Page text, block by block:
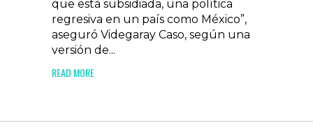
que está subsidiada, una política
regresiva en un país como México”,
aseguró Videgaray Caso, según una
versión de...
READ MORE